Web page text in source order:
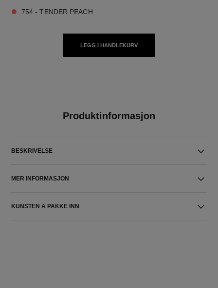
754 - TENDER PEACH
LEGG I HANDLEKURV
Produktinformasjon
BESKRIVELSE
MER INFORMASJON
KUNSTEN Å PAKKE INN